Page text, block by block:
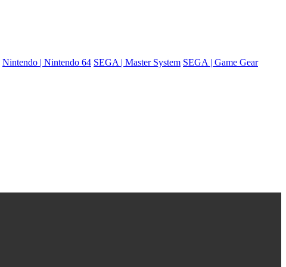
Nintendo | Nintendo 64 SEGA | Master System SEGA | Game Gear